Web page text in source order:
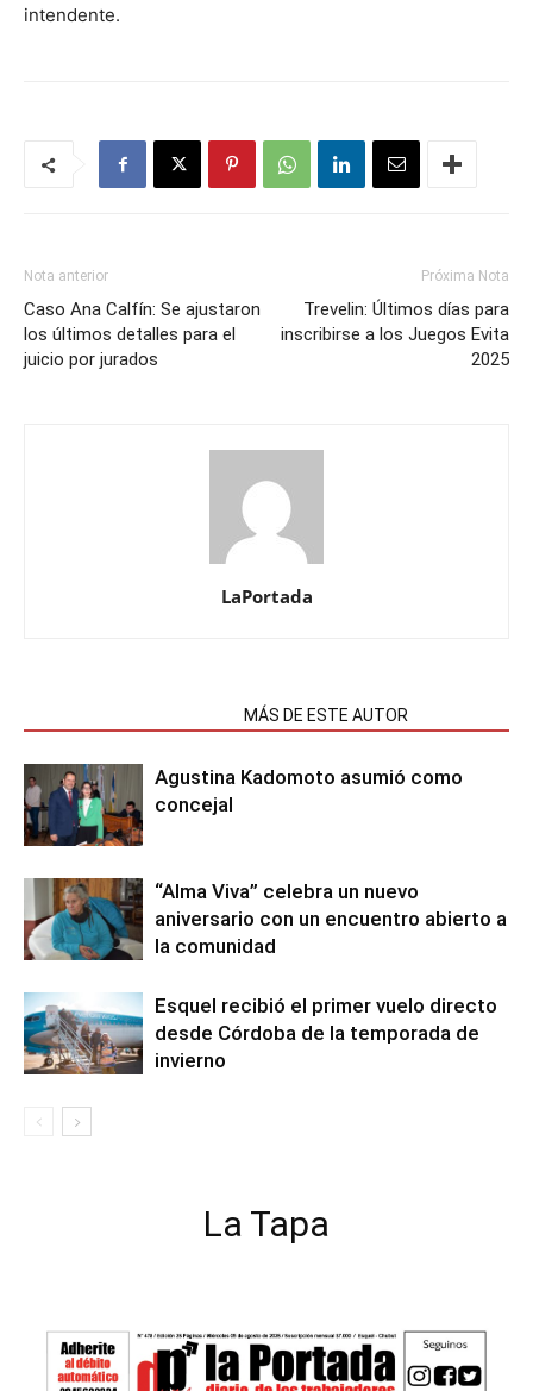
intendente.
Nota anterior
Caso Ana Calfín: Se ajustaron
los últimos detalles para el
juicio por jurados
Próxima Nota
Trevelin: Últimos días para
inscribirse a los Juegos Evita
2025
LaPortada
MÁS DE ESTE AUTOR
Agustina Kadomoto asumió como
concejal
“Alma Viva” celebra un nuevo
aniversario con un encuentro abierto a
la comunidad
Esquel recibió el primer vuelo directo
desde Córdoba de la temporada de
invierno
La Tapa